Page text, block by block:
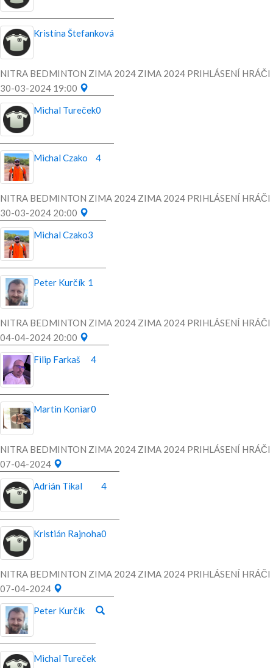
Kristína Štefanková
NITRA BEDMINTON ZIMA 2024 ZIMA 2024 PRIHLÁSENÍ HRÁČI
30-03-2024 19:00
Michal Tureček0
Michal Czako 4
NITRA BEDMINTON ZIMA 2024 ZIMA 2024 PRIHLÁSENÍ HRÁČI
30-03-2024 20:00
Michal Czako3
Peter Kurčík 1
NITRA BEDMINTON ZIMA 2024 ZIMA 2024 PRIHLÁSENÍ HRÁČI
04-04-2024 20:00
Filip Farkaš
4
Martin Koniar0
NITRA BEDMINTON ZIMA 2024 ZIMA 2024 PRIHLÁSENÍ HRÁČI
07-04-2024
Adrián Tikal
4
Kristián Rajnoha0
NITRA BEDMINTON ZIMA 2024 ZIMA 2024 PRIHLÁSENÍ HRÁČI
07-04-2024
Peter Kurčík
Michal Tureček